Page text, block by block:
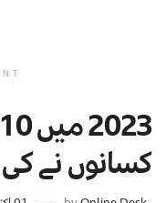
کسانوں نے